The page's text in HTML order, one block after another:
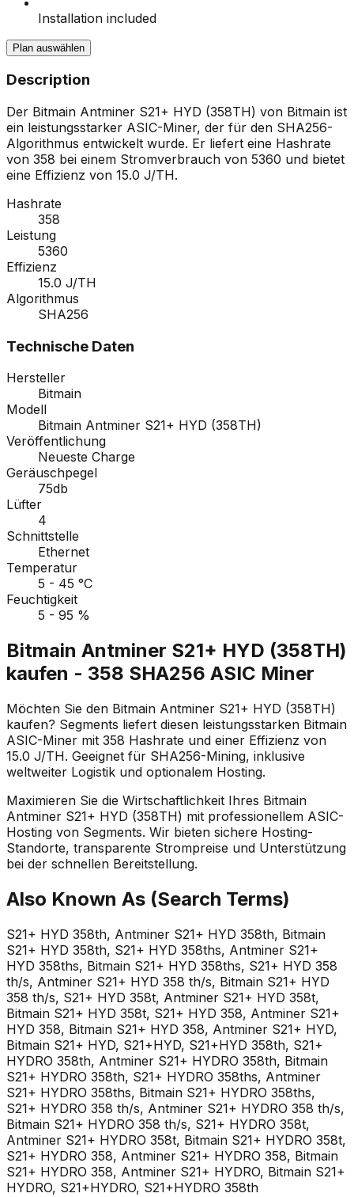
Installation included
Plan auswählen
Description
Der Bitmain Antminer S21+ HYD (358TH) von Bitmain ist
ein leistungsstarker ASIC-Miner, der für den SHA256-
Algorithmus entwickelt wurde. Er liefert eine Hashrate
von 358 bei einem Stromverbrauch von 5360 und bietet
eine Effizienz von 15.0 J/TH.
Hashrate
358
Leistung
5360
Effizienz
15.0 J/TH
Algorithmus
SHA256
Technische Daten
Hersteller
Bitmain
Modell
Bitmain Antminer S21+ HYD (358TH)
Veröffentlichung
Neueste Charge
Geräuschpegel
75db
Lüfter
4
Schnittstelle
Ethernet
Temperatur
5 - 45 °C
Feuchtigkeit
5 - 95 %
Bitmain Antminer S21+ HYD (358TH)
kaufen - 358 SHA256 ASIC Miner
Möchten Sie den Bitmain Antminer S21+ HYD (358TH)
kaufen? Segments liefert diesen leistungsstarken Bitmain
ASIC-Miner mit 358 Hashrate und einer Effizienz von
15.0 J/TH. Geeignet für SHA256-Mining, inklusive
weltweiter Logistik und optionalem Hosting.
Maximieren Sie die Wirtschaftlichkeit Ihres Bitmain
Antminer S21+ HYD (358TH) mit professionellem ASIC-
Hosting von Segments. Wir bieten sichere Hosting-
Standorte, transparente Strompreise und Unterstützung
bei der schnellen Bereitstellung.
Also Known As (Search Terms)
S21+ HYD 358th, Antminer S21+ HYD 358th, Bitmain
S21+ HYD 358th, S21+ HYD 358ths, Antminer S21+
HYD 358ths, Bitmain S21+ HYD 358ths, S21+ HYD 358
th/s, Antminer S21+ HYD 358 th/s, Bitmain S21+ HYD
358 th/s, S21+ HYD 358t, Antminer S21+ HYD 358t,
Bitmain S21+ HYD 358t, S21+ HYD 358, Antminer S21+
HYD 358, Bitmain S21+ HYD 358, Antminer S21+ HYD,
Bitmain S21+ HYD, S21+HYD, S21+HYD 358th, S21+
HYDRO 358th, Antminer S21+ HYDRO 358th, Bitmain
S21+ HYDRO 358th, S21+ HYDRO 358ths, Antminer
S21+ HYDRO 358ths, Bitmain S21+ HYDRO 358ths,
S21+ HYDRO 358 th/s, Antminer S21+ HYDRO 358 th/s,
Bitmain S21+ HYDRO 358 th/s, S21+ HYDRO 358t,
Antminer S21+ HYDRO 358t, Bitmain S21+ HYDRO 358t,
S21+ HYDRO 358, Antminer S21+ HYDRO 358, Bitmain
S21+ HYDRO 358, Antminer S21+ HYDRO, Bitmain S21+
HYDRO, S21+HYDRO, S21+HYDRO 358th